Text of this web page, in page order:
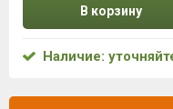
В корзину
Наличие: